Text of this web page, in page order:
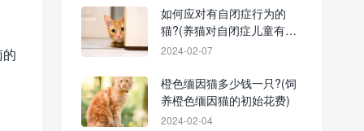
如何应对有自闭症行为的
猫?(养猫对自闭症儿童有帮
助吗?)
2024-02-07
橙色缅因猫多少钱一只?(饲
养橙色缅因猫的初始花费)
2024-02-04